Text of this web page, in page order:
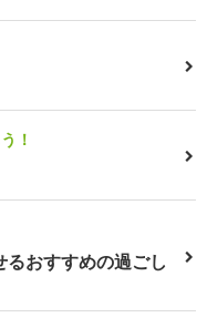
！
おすすめの過ごし